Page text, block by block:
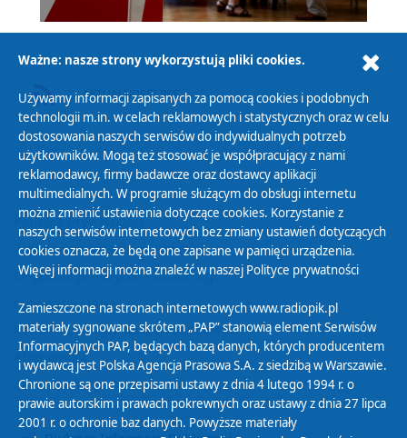
AKTUALNOŚCI RSS
Polityka Prywatności
Zasady korzystania z Serwisu
Organizacje Pożytku Publicznego
Cyfryzacja DAB+
Polityka ochrony danych osobowych
Abonament
Zamówienia publiczne
Ważne: nasze strony wykorzystują pliki cookies.
Używamy informacji zapisanych za pomocą cookies i podobnych
technologii m.in. w celach reklamowych i statystycznych oraz w celu
dostosowania naszych serwisów do indywidualnych potrzeb
użytkowników. Mogą też stosować je współpracujący z nami
reklamodawcy, firmy badawcze oraz dostawcy aplikacji
multimedialnych. W programie służącym do obsługi internetu
można zmienić ustawienia dotyczące cookies. Korzystanie z
naszych serwisów internetowych bez zmiany ustawień dotyczących
cookies oznacza, że będą one zapisane w pamięci urządzenia.
Więcej informacji można znaleźć w naszej Polityce prywatności
Zamieszczone na stronach internetowych www.radiopik.pl
materiały sygnowane skrótem „PAP” stanowią element Serwisów
Informacyjnych PAP, będących bazą danych, których producentem
i wydawcą jest Polska Agencja Prasowa S.A. z siedzibą w Warszawie.
Chronione są one przepisami ustawy z dnia 4 lutego 1994 r. o
prawie autorskim i prawach pokrewnych oraz ustawy z dnia 27 lipca
2001 r. o ochronie baz danych. Powyższe materiały